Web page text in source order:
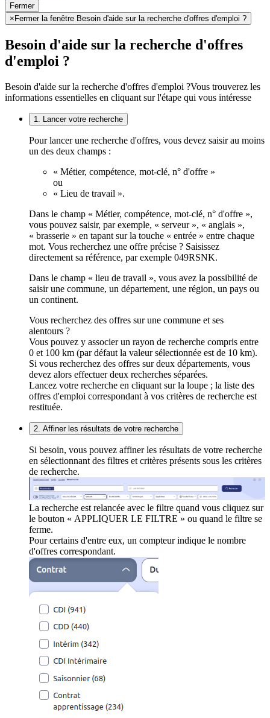
Fermer
× Fermer la fenêtre Besoin d'aide sur la recherche d'offres d'emploi ?
Besoin d'aide sur la recherche d'offres
d'emploi ?
Besoin d'aide sur la recherche d'offres d'emploi ?Vous trouverez les
informations essentielles en cliquant sur l'étape qui vous intéresse
1. Lancer votre recherche
Pour lancer une recherche d'offres, vous devez saisir au moins
un des deux champs :
« Métier, compétence, mot-clé, n° d'offre »
ou
« Lieu de travail ».
Dans le champ « Métier, compétence, mot-clé, n° d'offre »,
vous pouvez saisir, par exemple, « serveur », « anglais »,
« brasserie » en tapant sur la touche « entrée » entre chaque
mot. Vous recherchez une offre précise ? Saisissez
directement sa référence, par exemple 049RSNK.
Dans le champ « lieu de travail », vous avez la possibilité de
saisir une commune, un département, une région, un pays ou
un continent.
Vous recherchez des offres sur une commune et ses
alentours ?
Vous pouvez y associer un rayon de recherche compris entre
0 et 100 km (par défaut la valeur sélectionnée est de 10 km).
Si vous recherchez des offres sur deux départements, vous
devez alors effectuer deux recherches séparées.
Lancez votre recherche en cliquant sur la loupe ; la liste des
offres d'emploi correspondant à vos critères de recherche est
restituée.
2. Affiner les résultats de votre recherche
Si besoin, vous pouvez affiner les résultats de votre recherche
en sélectionnant des filtres et critères présents sous les critères
de recherche.
La recherche est relancée avec le filtre quand vous cliquez sur
le bouton « APPLIQUER LE FILTRE » ou quand le filtre se
ferme.
Pour certains d'entre eux, un compteur indique le nombre
d'offres correspondant.